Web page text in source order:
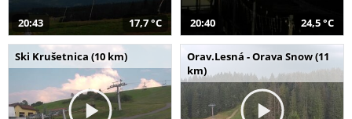
20:43 17,7 °C 20:40 24,5 °C
Ski Krušetnica (10 km)
Orav.Lesná - Orava Snow (11
km)